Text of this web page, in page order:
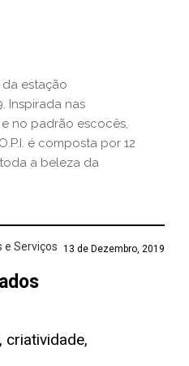
estação
Inspirada nas
no padrão escocês,
é composta por 12
a beleza da
e Serviços 13 de Dezembro, 2019
criatividade,